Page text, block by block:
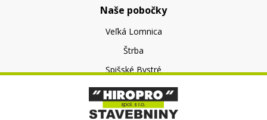
Naše pobočky
Veľká Lomnica
Štrba
Spišské Bystré
O nás